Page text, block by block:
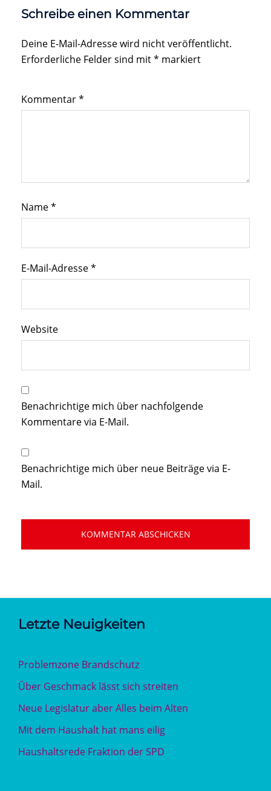
Schreibe einen Kommentar
Deine E-Mail-Adresse wird nicht veröffentlicht.
Erforderliche Felder sind mit* markiert
Kommentar*
Name*
E-Mail-Adresse*
Website
Benachrichtige mich über nachfolgende
Kommentare via E-Mail.
Benachrichtige mich über neue Beiträge via E-
Mail.
Letzte Neuigkeiten
Problemzone Brandschutz
Über Geschmack lässt sich streiten
Neue Legislatur aber Alles beim Alten
Mit dem Haushalt hat mans eilig
Haushaltsrede Fraktion der SPD